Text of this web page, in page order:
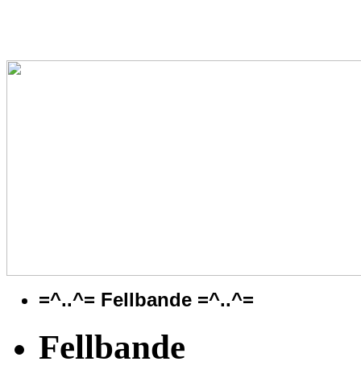
=^..^= Fellbande =^..^=
Fellbande